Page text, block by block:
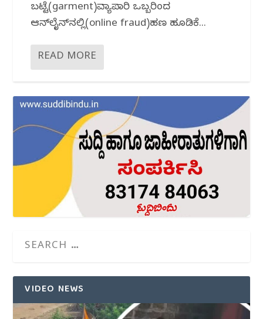
ಬಟ್ಟೆ(garment)ವ್ಯಾಪಾರಿ ಒಬ್ಬರಿಂದ
ಆನ್‌ಲೈನ್‌ನಲ್ಲಿ(online fraud)ಹಣ ಹೂಡಿಕೆ...
READ MORE
VIDEO NEWS